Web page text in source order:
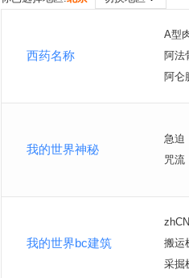
西药名称
A型
阿法
阿仑
我的世界神秘
急迫
咒流
我的世界bc建筑
zhCN
搬运
采掘